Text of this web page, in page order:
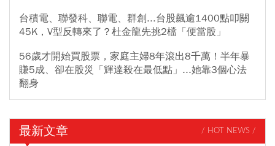
台積電、聯發科、聯電、群創...台股飆逾1400點叩關
45K，V型反轉來了？杜金龍先挑2檔「便當股」
56歲才開始買股票，家庭主婦8年滾出8千萬！半年暴
賺5成、卻在股災「輝達殺在最低點」...她靠3個心法
翻身
最新文章 / HOT NEWS /